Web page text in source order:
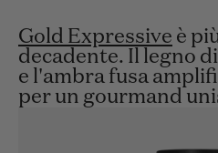
Gold Expressive è
decadente. Il legno
e l'ambra fusa
per un gourmand